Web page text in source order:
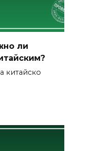
ли
китайско